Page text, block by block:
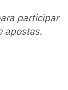
participar
apostas.